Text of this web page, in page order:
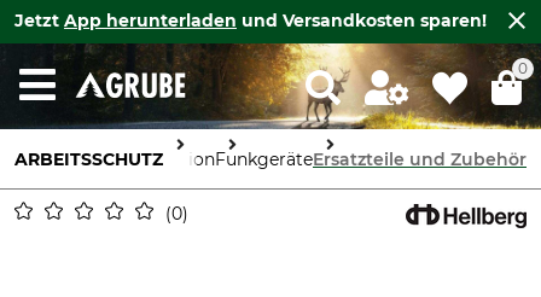
Jetzt App herunterladen und Versandkosten sparen!
0
ARBEITSSCHUTZ
KommunikationFunkgeräteErsatzteile und Zubehör
0